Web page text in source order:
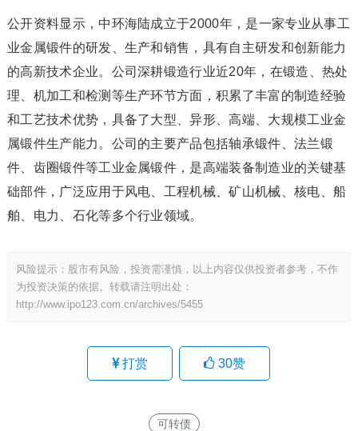
公开资料显示，中环海陆成立于2000年，是一家专业从事工
业金属锻件的研发、生产和销售，具有自主研发和创新能力
的高新技术企业。公司深耕锻造行业近20年，在锻造、热处
理、机加工和检测等生产环节方面，积累了丰富的制造经验
和工艺技术优势，具备了大型、异形、高端、大规模工业金
属锻件生产能力。公司的主要产品包括轴承锻件、法兰锻
件、齿圈锻件等工业金属锻件，是高端装备制造业的关键基
础部件，广泛应用于风电、工程机械、矿山机械、核电、船
舶、电力、石化等多个行业领域。
风险提示：股市有风险，投资需谨慎，以上内容仅供投资者参考，不作
为投资决策的依据。转载请注明出处：
http://www.ipo123.com.cn/archives/5455
打赏 30赞
可转债